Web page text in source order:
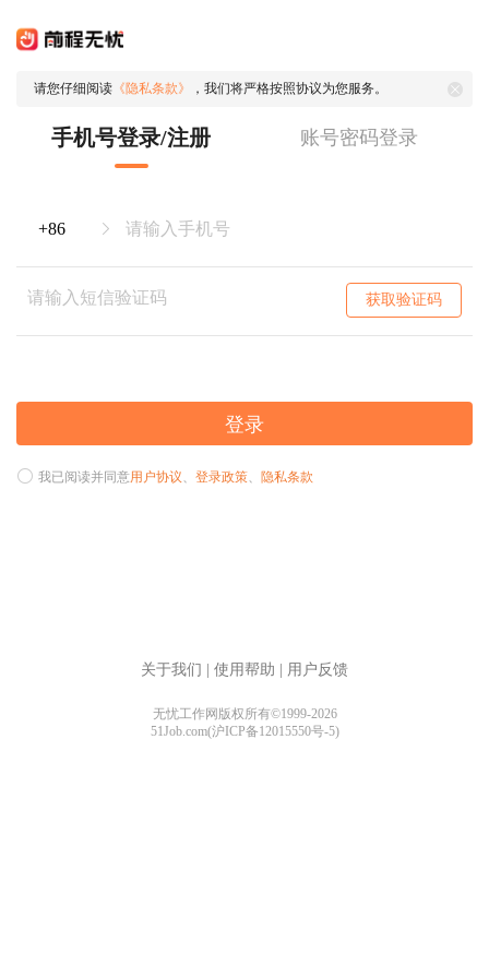
请您仔细阅读 《隐私条款》 ，我们将严格按照协议为您服务。
手机号登录/注册 账号密码登录
获取验证码
登录
我已阅读并同意用户协议、 登录政策、 隐私条款
关于我们 使用帮助 用户反馈
无忧工作网版权所有©1999-2026
51Job.com(沪ICP备12015550号-5)